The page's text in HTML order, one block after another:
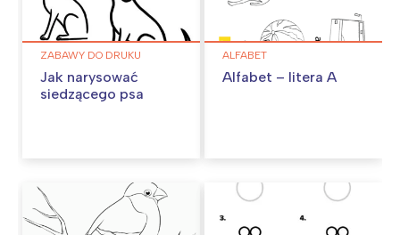
ZABAWY DO DRUKU
Jak narysować
siedzącego psa
ALFABET
Alfabet – litera A